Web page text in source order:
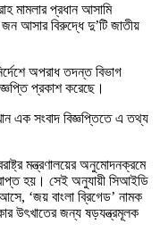
মামলার প্রধান আসামি
জন আসার বিরুদ্ধে দু’টি জাতীয়
অপরাধ তদন্ত বিভাগ
প্রকাশ করেছে।
এক সংবাদ বিজ্ঞপ্তিতে এ তথ্য
মন্ত্রণালয়ের অনুমোদনক্রমে
হয়। সেই অনুযায়ী সিআইডি
‘জয় বাংলা ব্রিগেড’ নামক
উৎখাতের জন্য ষড়যন্ত্রমূলক